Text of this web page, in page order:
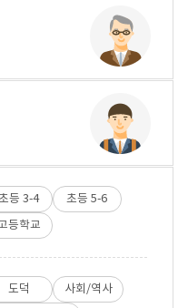
등 3-4
초등 5-6
등학교
도덕
사회/역사